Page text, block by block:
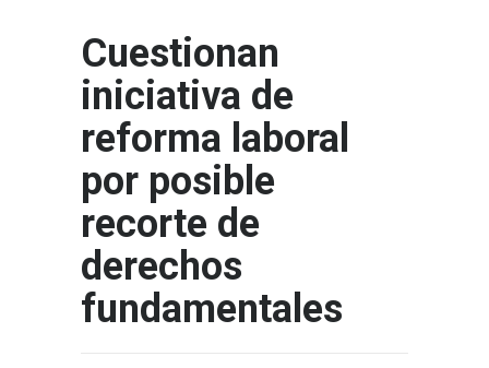
Cuestionan
iniciativa de
reforma laboral
por posible
recorte de
derechos
fundamentales